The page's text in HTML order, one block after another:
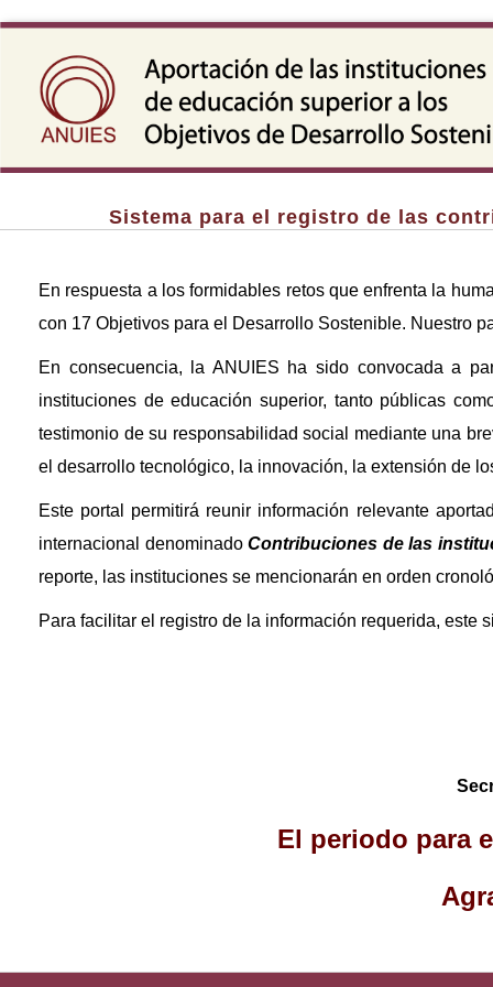
Sistema para el registro de las
En respuesta a los formidables retos que enfrenta la
con 17 Objetivos para el Desarrollo Sostenible. Nuestro
En consecuencia, la ANUIES ha sido convocada a
instituciones de educación superior, tanto públicas
testimonio de su responsabilidad social mediante una
el desarrollo tecnológico, la innovación, la extensión de
Este portal permitirá reunir información relevante
internacional denominadoContribuciones de las
reporte, las instituciones se mencionarán en orden
Para facilitar el registro de la información requerida, este
El periodo para